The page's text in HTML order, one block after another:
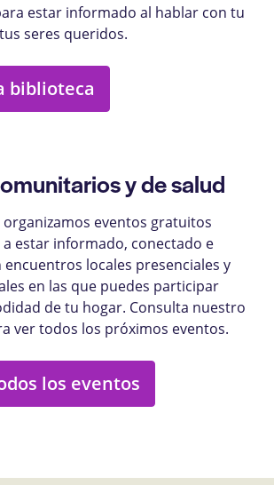
estar informado al hablar con tu
seres queridos.
biblioteca
y de salud
eventos gratuitos
estar informado, conectado e
encuentros locales presenciales y
en las que puedes participar
de tu hogar. Consulta nuestro
ver todos los próximos eventos.
los eventos